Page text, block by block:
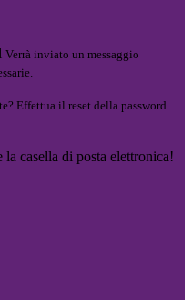
Verrà inviato un messaggio
Effettua il reset della password
casella di posta elettronica!